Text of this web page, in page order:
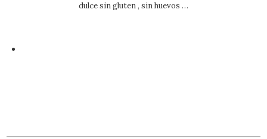
dulce sin gluten , sin huevos …